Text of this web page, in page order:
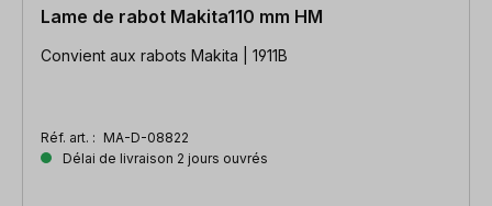
Lame de rabot Makita110 mm HM
Convient aux rabots Makita | 1911B
Réf. art. : MA-D-08822
Délai de livraison 2 jours ouvrés